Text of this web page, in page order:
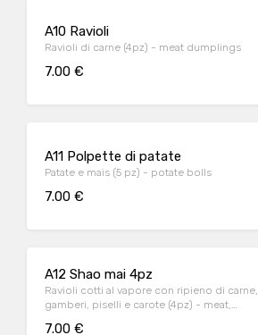
A10 Ravioli
Ravioli di carne (4pz) - meat dumplings
7.00 €
A11 Polpette di patate
Patate e mais (5 pz) - potate bolls
7.00 €
A12 Shao mai 4pz
Ravioli cotti al vapore con ripieno di carne,
gamberi, piselli e carote (4pz) - meat,
7.00 €